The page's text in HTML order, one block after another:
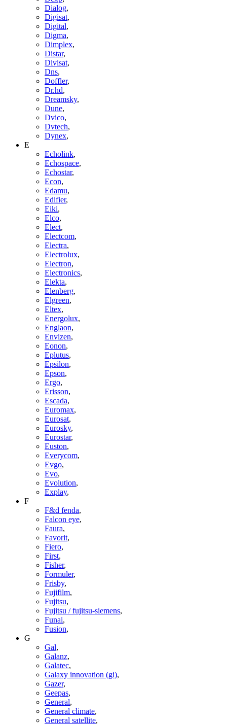
Dialog,
Digisat,
Digital,
Digma,
Dimplex,
Distar,
Divisat,
Dns,
Doffler,
Dr.hd,
Dreamsky,
Dune,
Dvico,
Dvtech,
Dynex,
E
Echolink,
Echospace,
Echostar,
Econ,
Edamu,
Edifier,
Eiki,
Elco,
Elect,
Electcom,
Electra,
Electrolux,
Electron,
Electronics,
Elekta,
Elenberg,
Elgreen,
Eltex,
Energolux,
Englaon,
Envizen,
Eonon,
Eplutus,
Epsilon,
Epson,
Ergo,
Erisson,
Escada,
Euromax,
Eurosat,
Eurosky,
Eurostar,
Euston,
Everycom,
Evgo,
Evo,
Evolution,
Explay,
F
F&d fenda,
Falcon eye,
Faura,
Favorit,
Fiero,
First,
Fisher,
Formuler,
Frisby,
Fujifilm,
Fujitsu,
Fujitsu / fujitsu-siemens,
Funai,
Fusion,
G
Gal,
Galanz,
Galatec,
Galaxy innovation (gi),
Gazer,
Geepas,
General,
General climate,
General satellite,